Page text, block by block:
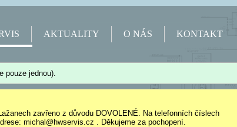
AKTUALITY O NÁS KONTAKT
pouze jednou).
zavřeno z důvodu DOVOLENÉ. Na telefonních číslech
michal@hwservis.cz . Děkujeme za pochopení.